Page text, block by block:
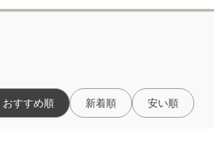
おすすめ順 新着順 安い順